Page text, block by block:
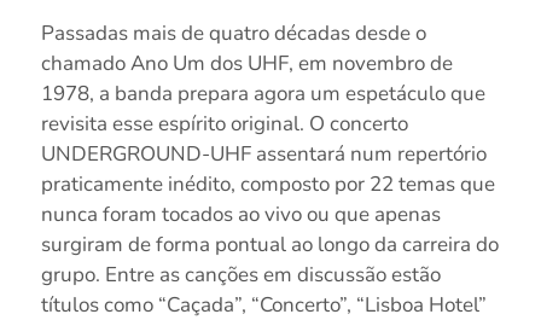
Passadas mais de quatro décadas desde o
chamado Ano Um dos UHF, em novembro de
1978, a banda prepara agora um espetáculo que
revisita esse espírito original. O concerto
UNDERGROUND-UHF assentará num repertório
praticamente inédito, composto por 22 temas que
nunca foram tocados ao vivo ou que apenas
surgiram de forma pontual ao longo da carreira do
grupo. Entre as canções em discussão estão
títulos como “Caçada”, “Concerto”, “Lisboa Hotel”